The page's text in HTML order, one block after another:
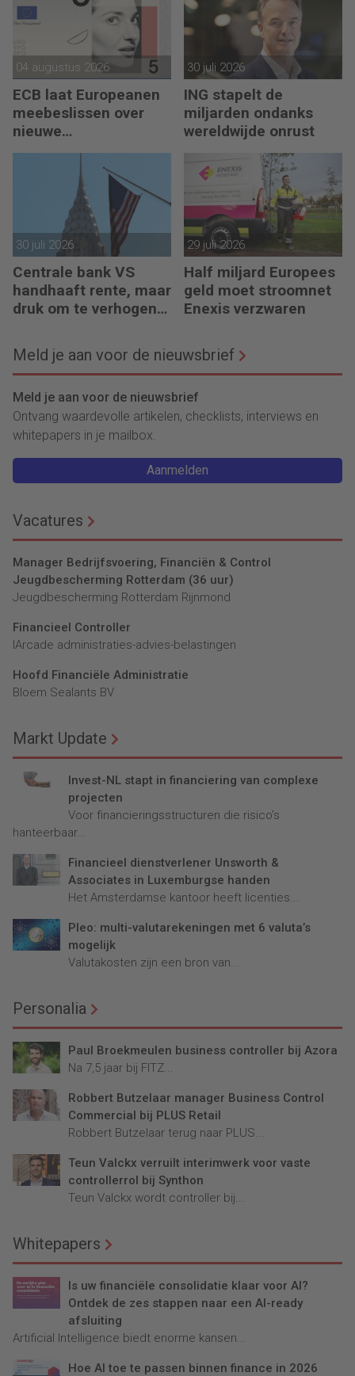
04 augustus 2026
ECB laat Europeanen
meebeslissen over
nieuwe
eurobankbiljetten
30 juli 2026
ING stapelt de
miljarden ondanks
wereldwijde onrust
30 juli 2026
Centrale bank VS
handhaaft rente, maar
druk om te verhogen
29 juli 2026
Half miljard Europees
geld moet stroomnet
Enexis verzwaren
Meld je aan voor de nieuwsbrief
Meld je aan voor de nieuwsbrief
Ontvang waardevolle artikelen, checklists, interviews en
whitepapers in je mailbox.
Aanmelden
Vacatures
Manager Bedrijfsvoering, Financiën & Control
Jeugdbescherming Rotterdam (36 uur)
Jeugdbescherming Rotterdam Rijnmond
Financieel Controller
lArcade administraties-advies-belastingen
Hoofd Financiële Administratie
Bloem Sealants BV
Markt Update
Invest-NL stapt in financiering van complexe
projecten
Voor financieringsstructuren die risico’s
hanteerbaar...
Financieel dienstverlener Unsworth &
Associates in Luxemburgse handen
Het Amsterdamse kantoor heeft licenties...
Pleo: multi-valutarekeningen met 6 valuta’s
mogelijk
Valutakosten zijn een bron van...
Personalia
Paul Broekmeulen business controller bij Azora
Na 7,5 jaar bij FITZ...
Robbert Butzelaar manager Business Control
Commercial bij PLUS Retail
Robbert Butzelaar terug naar PLUS...
Teun Valckx verruilt interimwerk voor vaste
controllerrol bij Synthon
Teun Valckx wordt controller bij...
Whitepapers
Is uw financiële consolidatie klaar voor AI?
Ontdek de zes stappen naar een AI-ready
afsluiting
Artificial Intelligence biedt enorme kansen...
Hoe AI toe te passen binnen finance in 2026